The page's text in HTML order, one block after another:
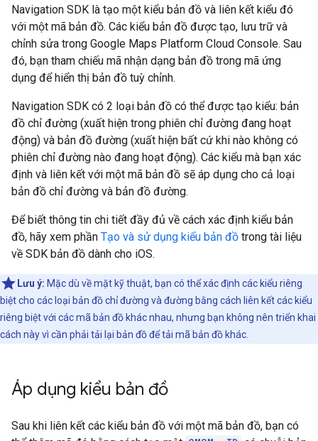
Navigation SDK là tạo một kiểu bản đồ và liên kết kiểu đó
với một mã bản đồ. Các kiểu bản đồ được tạo, lưu trữ và
chỉnh sửa trong Google Maps Platform Cloud Console. Sau
đó, bạn tham chiếu mã nhận dạng bản đồ trong mã ứng
dụng để hiển thị bản đồ tuỳ chỉnh.
Navigation SDK có 2 loại bản đồ có thể được tạo kiểu: bản
đồ chỉ đường (xuất hiện trong phiên chỉ đường đang hoạt
động) và bản đồ đường (xuất hiện bất cứ khi nào không có
phiên chỉ đường nào đang hoạt động). Các kiểu mà bạn xác
định và liên kết với một mã bản đồ sẽ áp dụng cho cả loại
bản đồ chỉ đường và bản đồ đường.
Để biết thông tin chi tiết đầy đủ về cách xác định kiểu bản
đồ, hãy xem phần Tạo và sử dụng kiểu bản đồ trong tài liệu
về SDK bản đồ dành cho iOS.
Lưu ý: Mặc dù về mặt kỹ thuật, bạn có thể xác định các kiểu riêng
biệt cho các loại bản đồ chỉ đường và đường bằng cách liên kết các kiểu
riêng biệt với các mã bản đồ khác nhau, nhưng bạn không nên triển khai
cách này vì cần phải tải lại bản đồ để tải mã bản đồ khác.
Áp dụng kiểu bản đồ
Sau khi liên kết các kiểu bản đồ với một mã bản đồ, bạn có